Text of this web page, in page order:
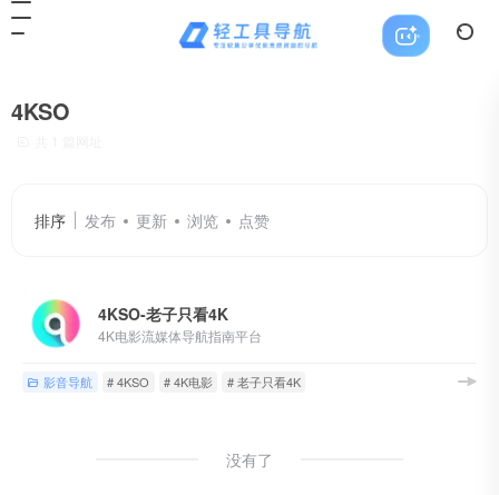
4KSO
排序 发布 更新 浏览 点赞
4KSO-老子只看4K
4K电影流媒体导航指南平台
影音导航 # 4KSO # 4K电影 # 老子只看4K
没有了